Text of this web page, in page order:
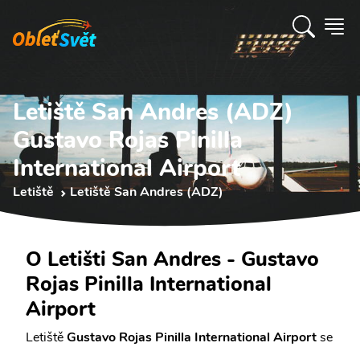
Letiště San Andres (ADZ)
Gustavo Rojas Pinilla
International Airport
Letiště Letiště San Andres (ADZ)
O Letišti San Andres - Gustavo
Rojas Pinilla International
Airport
LetištěGustavo Rojas Pinilla International Airportse